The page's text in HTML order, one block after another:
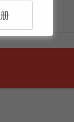
规为准。